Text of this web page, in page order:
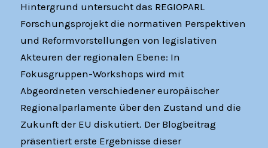
Hintergrund untersucht das REGIOPARL
Forschungsprojekt die normativen Perspektiven
und Reformvorstellungen von legislativen
Akteuren der regionalen Ebene: In
Fokusgruppen-Workshops wird mit
Abgeordneten verschiedener europäischer
Regionalparlamente über den Zustand und die
Zukunft der EU diskutiert. Der Blogbeitrag
präsentiert erste Ergebnisse dieser